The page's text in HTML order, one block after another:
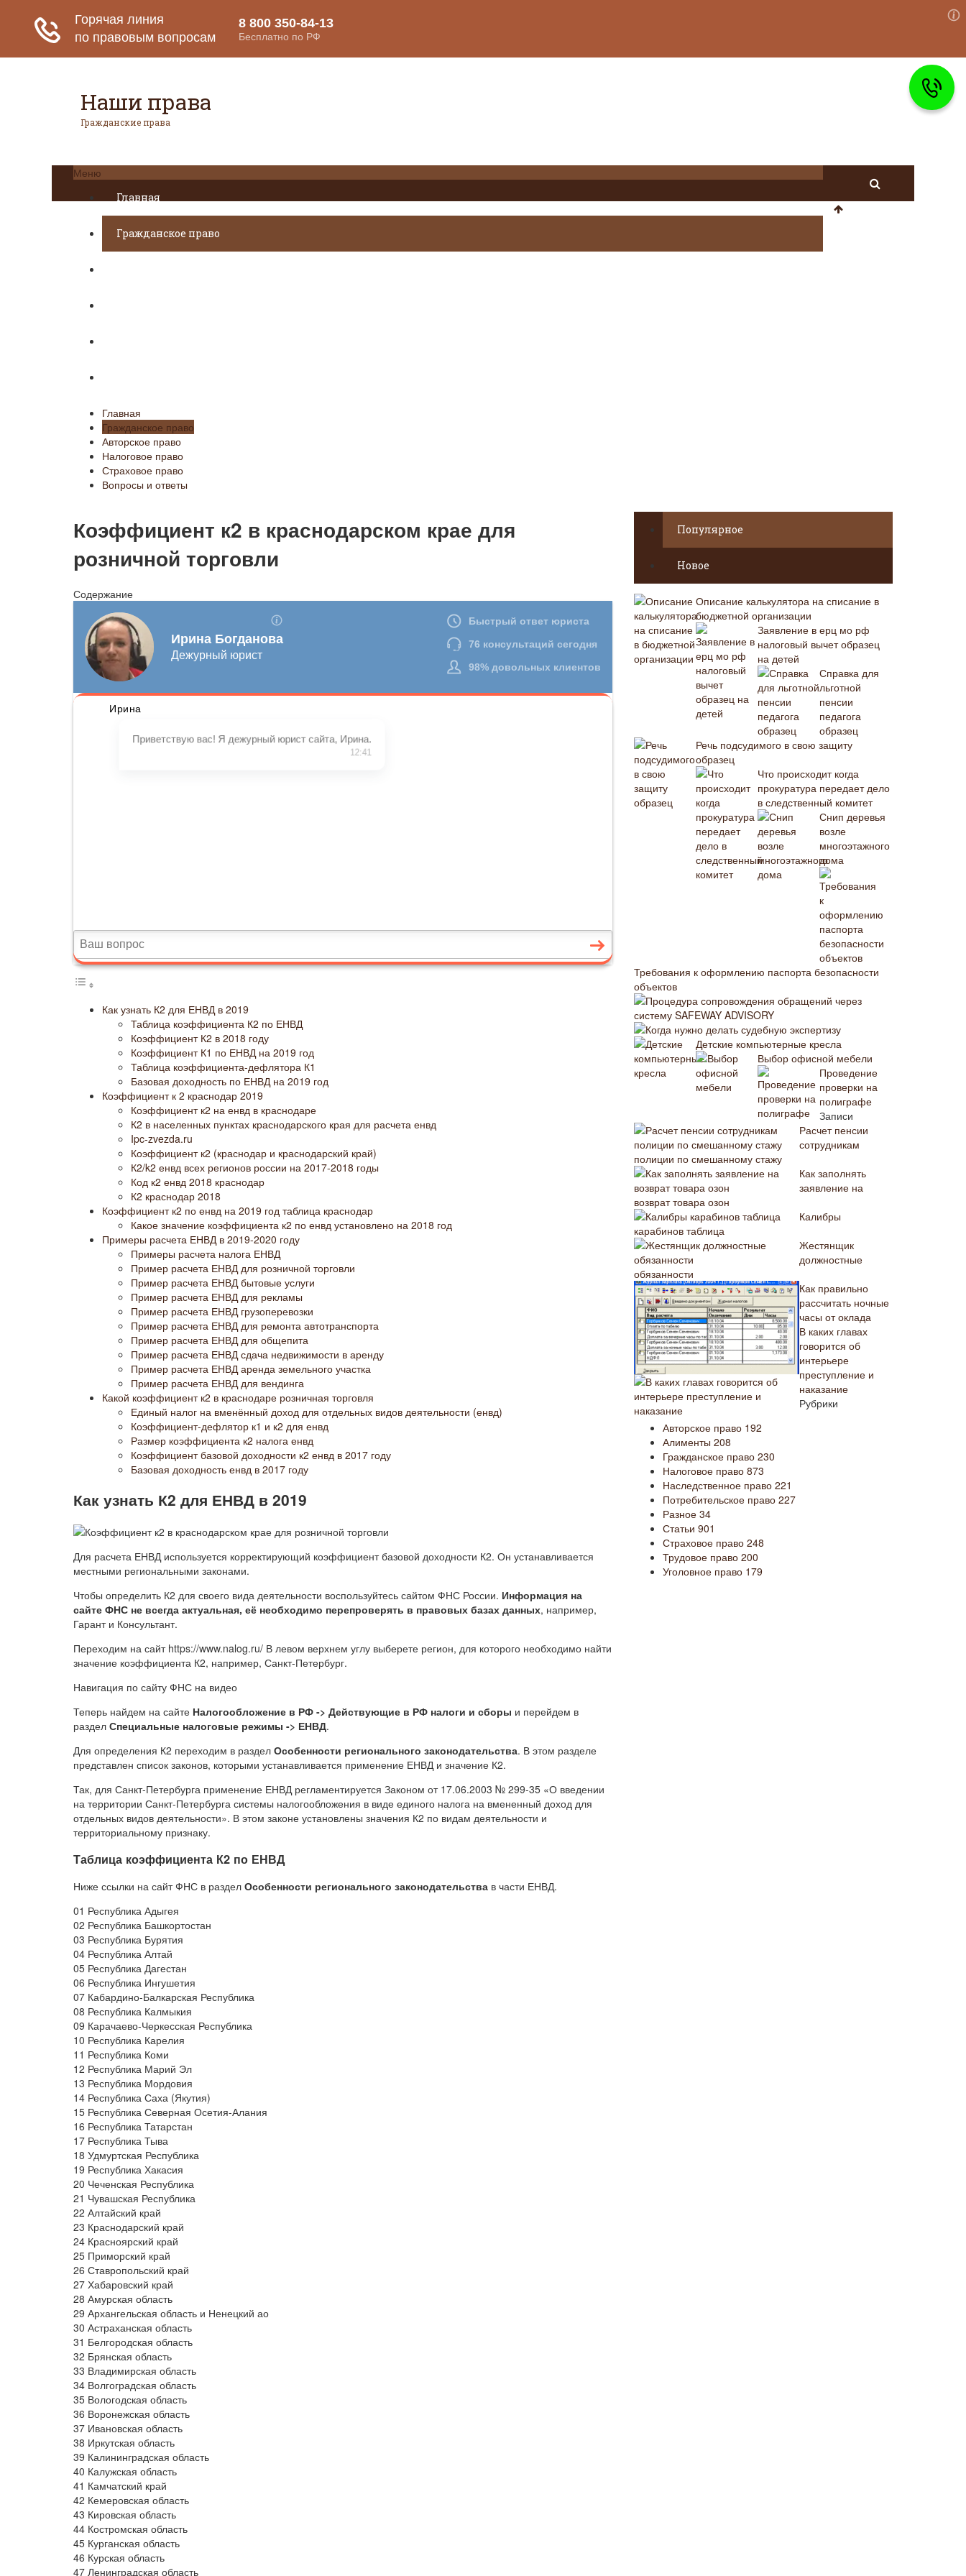
Наши права
Гражданские права
Меню
Главная
Гражданское право
Главная
Гражданское право
Авторское право
Налоговое право
Страховое право
Вопросы и ответы
Коэффициент к2 в краснодарском крае для
розничной торговли
Содержание
Как узнать К2 для ЕНВД в 2019
Таблица коэффициента К2 по ЕНВД
Коэффициент К2 в 2018 году
Коэффициент К1 по ЕНВД на 2019 год
Таблица коэффициента-дефлятора К1
Базовая доходность по ЕНВД на 2019 год
Коэффициент к 2 краснодар 2019
Коэффициент к2 на енвд в краснодаре
К2 в населенных пунктах краснодарского края для расчета енвд
Ipc-zvezda.ru
Коэффициент к2 (краснодар и краснодарский край)
К2/k2 енвд всех регионов россии на 2017-2018 годы
Код к2 енвд 2018 краснодар
К2 краснодар 2018
Коэффициент к2 по енвд на 2019 год таблица краснодар
Какое значение коэффициента к2 по енвд установлено на 2018 год
Примеры расчета ЕНВД в 2019-2020 году
Примеры расчета налога ЕНВД
Пример расчета ЕНВД для розничной торговли
Пример расчета ЕНВД бытовые услуги
Пример расчета ЕНВД для рекламы
Пример расчета ЕНВД грузоперевозки
Пример расчета ЕНВД для ремонта автотранспорта
Пример расчета ЕНВД для общепита
Пример расчета ЕНВД сдача недвижимости в аренду
Пример расчета ЕНВД аренда земельного участка
Пример расчета ЕНВД для вендинга
Какой коэффициент к2 в краснодаре розничная торговля
Единый налог на вменённый доход для отдельных видов деятельности (енвд)
Коэффициент-дефлятор к1 и к2 для енвд
Размер коэффициента к2 налога енвд
Коэффициент базовой доходности к2 енвд в 2017 году
Базовая доходность енвд в 2017 году
Как узнать К2 для ЕНВД в 2019
Для расчета ЕНВД используется корректирующий коэффициент базовой доходности К2. Он устанавливается
местными региональными законами.
Чтобы определить К2 для своего вида деятельности воспользуйтесь сайтом ФНС России. Информация на
сайте ФНС не всегда актуальная, её необходимо перепроверять в правовых базах данных, например,
Гарант и Консультант.
Переходим на сайт https://www.nalog.ru/ В левом верхнем углу выберете регион, для которого необходимо найти
значение коэффициента К2, например, Санкт-Петербург.
Навигация по сайту ФНС на видео
Теперь найдем на сайте Налогообложение в РФ -> Действующие в РФ налоги и сборы и перейдем в
раздел Специальные налоговые режимы -> ЕНВД.
Для определения К2 переходим в раздел Особенности регионального законодательства. В этом разделе
представлен список законов, которыми устанавливается применение ЕНВД и значение К2.
Так, для Санкт-Петербурга применение ЕНВД регламентируется Законом от 17.06.2003 № 299-35 «О введении
на территории Санкт-Петербурга системы налогообложения в виде единого налога на вмененный доход для
отдельных видов деятельности». В этом законе установлены значения К2 по видам деятельности и
территориальному признаку.
Таблица коэффициента К2 по ЕНВД
Ниже ссылки на сайт ФНС в раздел Особенности регионального законодательства в части ЕНВД.
01 Республика Адыгея
02 Республика Башкортостан
03 Республика Бурятия
04 Республика Алтай
05 Республика Дагестан
06 Республика Ингушетия
07 Кабардино-Балкарская Республика
08 Республика Калмыкия
09 Карачаево-Черкесская Республика
10 Республика Карелия
11 Республика Коми
12 Республика Марий Эл
13 Республика Мордовия
14 Республика Саха (Якутия)
15 Республика Северная Осетия-Алания
16 Республика Татарстан
17 Республика Тыва
18 Удмуртская Республика
19 Республика Хакасия
20 Чеченская Республика
21 Чувашская Республика
22 Алтайский край
23 Краснодарский край
24 Красноярский край
25 Приморский край
26 Ставропольский край
27 Хабаровский край
28 Амурская область
29 Архангельская область и Ненецкий ао
30 Астраханская область
31 Белгородская область
32 Брянская область
33 Владимирская область
34 Волгоградская область
35 Вологодская область
36 Воронежская область
37 Ивановская область
38 Иркутская область
39 Калининградская область
40 Калужская область
41 Камчатский край
42 Кемеровская область
43 Кировская область
44 Костромская область
45 Курганская область
46 Курская область
47 Ленинградская область
Популярное
Новое
Описание калькулятора на списание в
бюджетной организации
Заявление в ерц мо рф
налоговый вычет образец
на детей
Справка для
льготной
пенсии
педагога
образец
Речь подсудимого в свою защиту
образец
Что происходит когда
прокуратура передает дело
в следственный комитет
Снип деревья
возле
многоэтажного
дома
Требования к оформлению паспорта безопасности
объектов
Процедура сопровождения обращений через
систему SAFEWAY ADVISORY
Когда нужно делать судебную экспертизу
Детские компьютерные кресла
Выбор офисной мебели
Проведение
проверки на
полиграфе
Записи
Расчет пенсии
сотрудникам
полиции по смешанному стажу
Как заполнять
заявление на
возврат товара озон
Калибры
карабинов таблица
Жестянщик
должностные
обязанности
Как правильно
рассчитать ночные
часы от оклада
В каких главах
говорится об
интерьере
преступление и
наказание
Рубрики
Авторское право 192
Алименты 208
Гражданское право 230
Налоговое право 873
Наследственное право 221
Потребительское право 227
Разное 34
Статьи 901
Страховое право 248
Трудовое право 200
Уголовное право 179